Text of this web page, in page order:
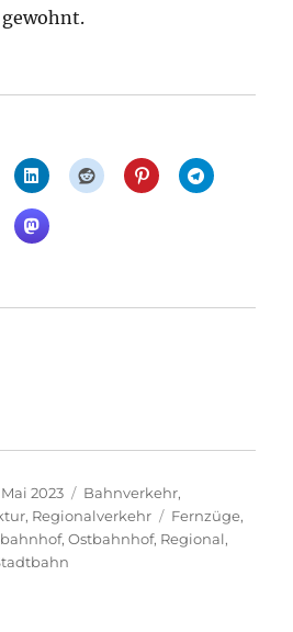
Sanierungsphase beendet,
Mai 2023 Kategorien
Bahnverkehr,
, Regionalverkehr Schlagwörter
Fernzüge,
,Ostbahnhof, Regional,